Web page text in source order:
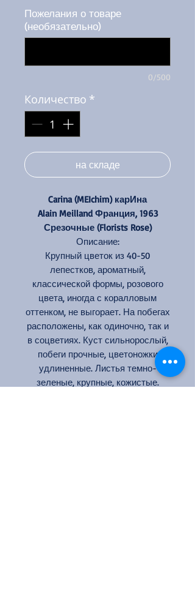
Пожелания о товаре
(необязательно)
0/500
Количество *
на складе
Carina (MEIchim) карИна
Alain Meilland Франция, 1963
Срезочные (Florists Rose)
Описание:
Крупный цветок из 40-50
лепестков, ароматный,
классической формы, розового
цвета, иногда с коралловым
оттенком, не выгорает. На побегах
расположены, как одиночно, так и
в соцветиях. Куст сильнорослый,
побеги прочные, цветоножки
удлиненные. Листья темно-
зеленые, крупные, кожистые.